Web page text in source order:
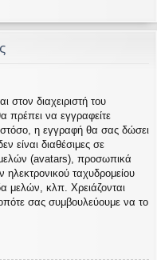
στον διαχειριστή του
πρέπει να εγγραφείτε
η εγγραφή θα σας δώσει
είναι διαθέσιμες σε
(avatars), προσωπικά
ταχυδρομείου
μελών, κλπ. Χρειάζονται
σας συμβουλεύουμε να το